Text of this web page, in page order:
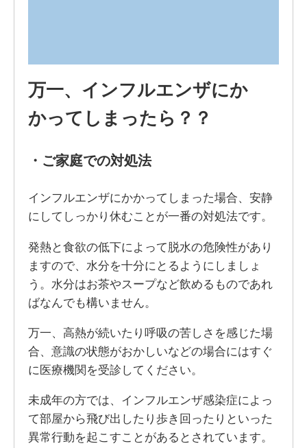
万一、インフルエンザにか
かってしまったら？？
・ ご家庭での対処法
インフルエンザにかかってしまった場合、安静
にしてしっかり休むことが一番の対処法です。
発熱と食欲の低下によって脱水の危険性があり
ますので、水分を十分にとるようにしましょ
う。水分はお茶やスープなど飲めるものであれ
ばなんでも構いません。
万一、高熱が続いたり呼吸の苦しさを感じた場
合、意識の状態がおかしいなどの場合にはすぐ
に医療機関を受診してください。
未成年の方では、インフルエンザ感染症によっ
て部屋から飛び出したり歩き回ったりといった
異常行動を起こすことがあるとされています。